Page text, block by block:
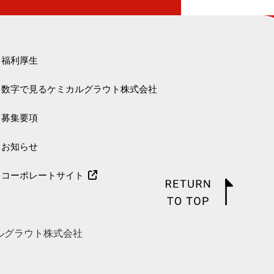
福利厚生
数字で見るケミカルグラウト株式会社
募集要項
お知らせ
コーポレートサイト
グラウト株式会社